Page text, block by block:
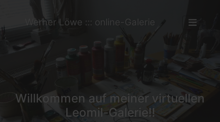
Werner Löwe ::: online-Galerie
Willkommen auf meiner virtuellen
Leomil-Galerie!!